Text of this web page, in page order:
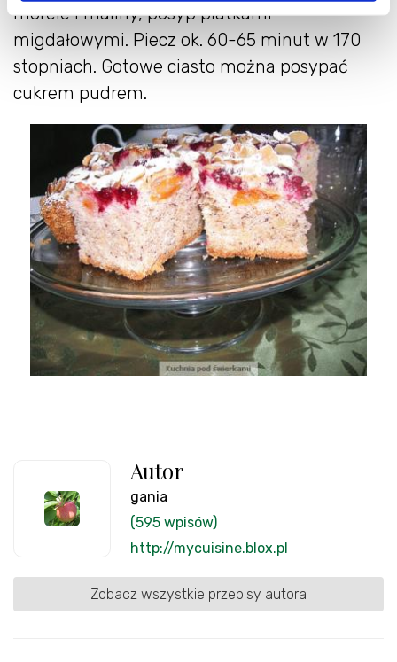
morele i maliny, posyp płatkami
migdałowymi. Piecz ok. 60-65 minut w 170
stopniach. Gotowe ciasto można posypać
cukrem pudrem.
Autor
gania
(595 wpisów)
http://mycuisine.blox.pl
Zobacz wszystkie przepisy autora